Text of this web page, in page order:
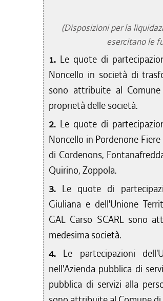
(Disposizioni per la
esercitano le
1. Le quote di
Noncello in società di
sono attribuite al
proprietà delle società.
2. Le quote di
Noncello in Pordenone
di Cordenons,
Quirino, Zoppola.
3. Le quote di
Giuliana e dell'Unione
GAL Carso SCARL sono
medesima società.
4. Le partecipazioni
nell'Azienda pubblica di
pubblica di servizi alla